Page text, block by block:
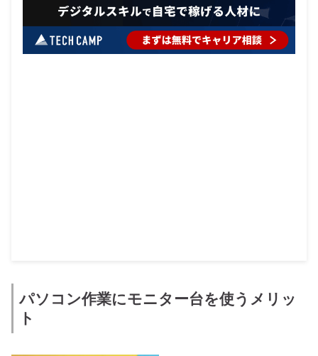
パソコン作業にモニター台を使うメリッ
ト